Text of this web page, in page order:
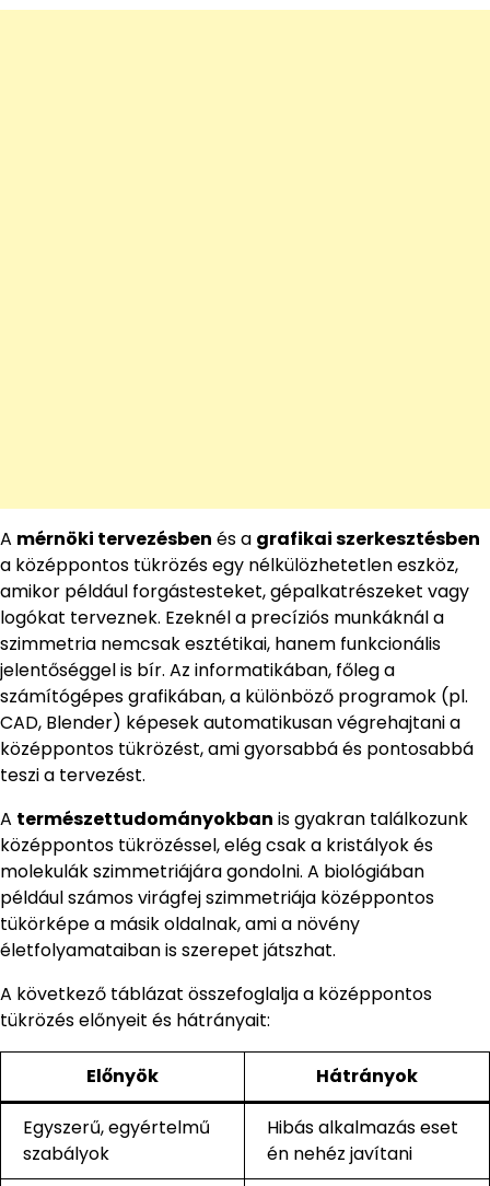
A mérnöki tervezésben és a grafikai szerkesztésben
a középpontos tükrözés egy nélkülözhetetlen eszköz,
amikor például forgástesteket, gépalkatrészeket vagy
logókat terveznek. Ezeknél a precíziós munkáknál a
szimmetria nemcsak esztétikai, hanem funkcionális
jelentőséggel is bír. Az informatikában, főleg a
számítógépes grafikában, a különböző programok (pl.
CAD, Blender) képesek automatikusan végrehajtani a
középpontos tükrözést, ami gyorsabbá és pontosabbá
teszi a tervezést.
A természettudományokban is gyakran találkozunk
középpontos tükrözéssel, elég csak a kristályok és
molekulák szimmetriájára gondolni. A biológiában
például számos virágfej szimmetriája középpontos
tükörképe a másik oldalnak, ami a növény
életfolyamataiban is szerepet játszhat.
A következő táblázat összefoglalja a középpontos
tükrözés előnyeit és hátrányait:
Előnyök Hátrányok
Egyszerű, egyértelmű
szabályok
Hibás alkalmazás eset
én nehéz javítani